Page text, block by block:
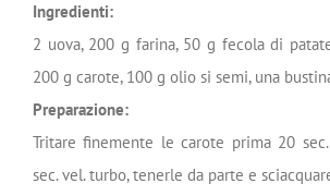
Ingredienti:
2 uova, 200 g farina, 50 g fecola di
200 g carote, 100 g olio si semi, una
Preparazione:
Tritare finemente le carote prima 20
sec. vel. turbo, tenerle da parte e